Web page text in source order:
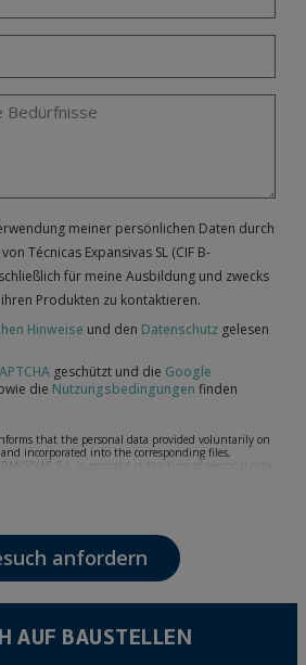
meiner persönlichen Daten durch
Técnicas Expansivas SL (CIF B-
für meine Ausbildung und zwecks
Produkten zu kontaktieren.
Hinweise und den Datenschutz gelesen
geschützt und die Google
die Nutzungsbedingungen finden
informs that the personal data provided voluntarily on
incorporated into the corresponding files,
S.L, is reported at the time of personal data
request, complaint or question, established
confidential and shall be treated with the utmost
with all the requirements provided for the General
2016.
be sent, it is done so under your sole responsibility.
anfordern
AUF BAUSTELLEN